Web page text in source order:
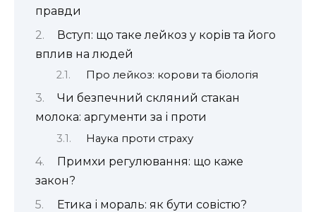
правди
Вступ: що таке лейкоз у корів та його
вплив на людей
Про лейкоз: корови та біологія
Чи безпечний скляний стакан
молока: аргументи за і проти
Наука проти страху
Примхи регулювання: що каже
закон?
Етика і мораль: як бути совістю?